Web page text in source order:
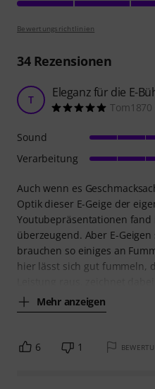
Bewertungsrichtlinien
34Rezensionen
T Eleganz für die E-
Tom1870
Auch wenn es
Optik dieser E-Geige der
Youtubepräsentationen
überzeugend. Aber E-
brauchen so einiges an
hier lässt sich gut fummeln,
Mehr anzeigen
Sound
Verarbeitung
6 1